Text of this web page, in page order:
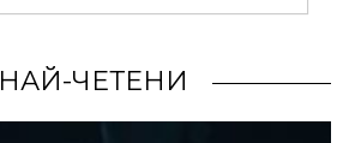
НАЙ-ЧЕТЕНИ